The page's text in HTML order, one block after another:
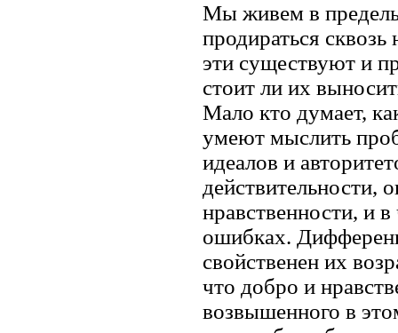
Мы живем в
продираться
эти существуют и
стоит ли их
Мало кто думает,
умеют мыслить
идеалов и
действительности,
нравственности, и
ошибках.
свойственен их
что добро и
возвышенного в